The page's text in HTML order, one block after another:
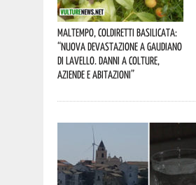
Maltempo, Coldiretti Basilicata:
“nuova devastazione a Gaudiano
di Lavello. Danni a colture,
aziende e abitazioni”